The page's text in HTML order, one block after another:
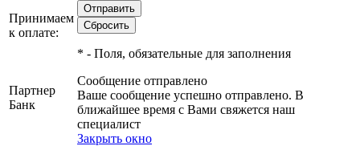
Принимаем
к оплате:
Партнер
Банк
* - Поля, обязательные для заполнения
Сообщение отправлено
Ваше сообщение успешно отправлено. В
ближайшее время с Вами свяжется наш
специалист
Закрыть окно